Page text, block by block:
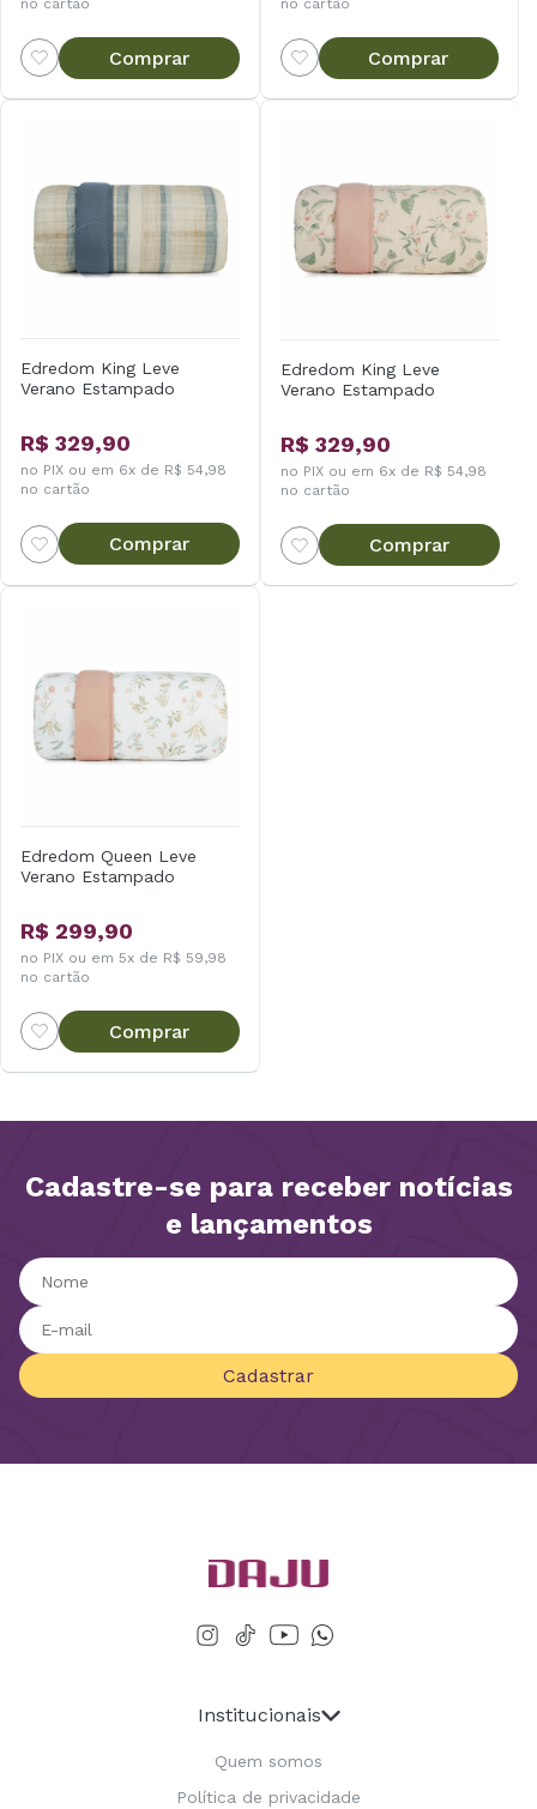
Comprar Comprar
Edredom King Leve
Verano Estampado
R$ 329,90
no PIX ou em 6x de R$ 54,98
no cartão
Comprar
Edredom King Leve
Verano Estampado
R$ 329,90
no PIX ou em 6x de R$ 54,98
no cartão
Comprar
Edredom Queen Leve
Verano Estampado
R$ 299,90
no PIX ou em 5x de R$ 59,98
no cartão
Comprar
Cadastre-se para receber notícias
e lançamentos
Cadastrar
Institucionais
Quem somos
Política de privacidade